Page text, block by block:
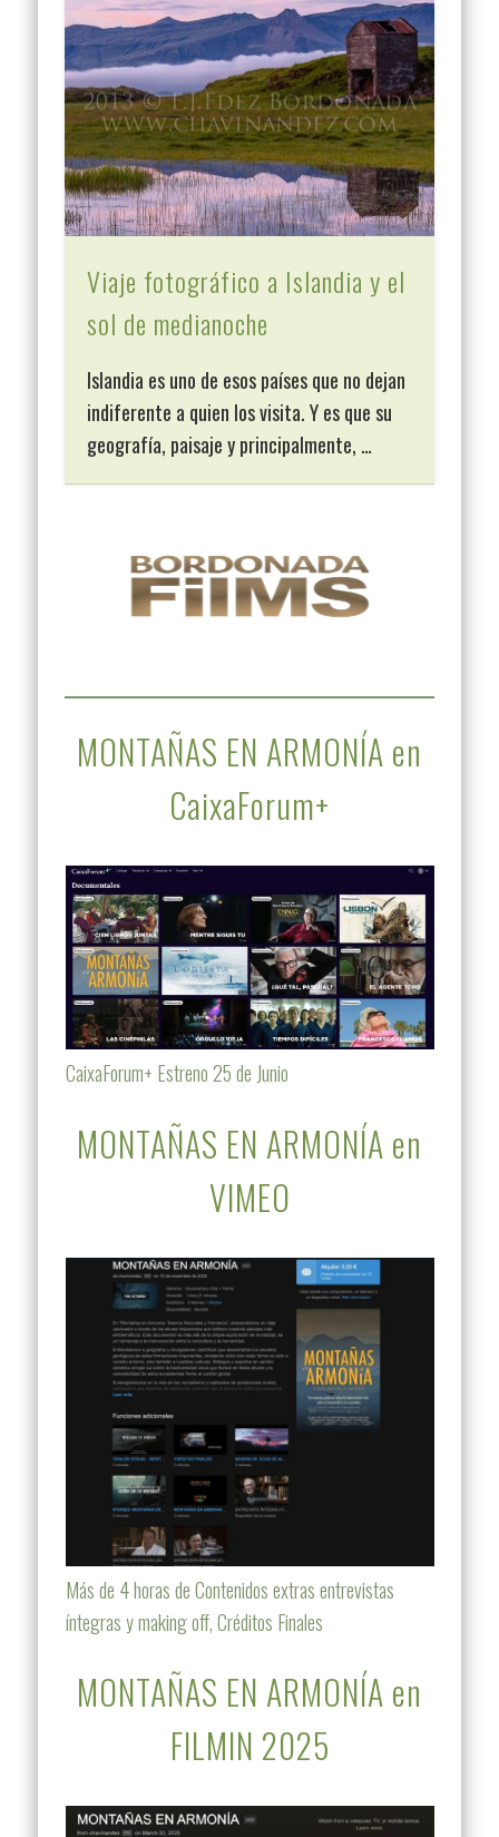
Viaje fotográfico a Islandia y el
sol de medianoche
Islandia es uno de esos países que no dejan
indiferente a quien los visita. Y es que su
geografía, paisaje y principalmente, …
MONTAÑAS EN ARMONÍA en
CaixaForum+
CaixaForum+ Estreno 25 de Junio
MONTAÑAS EN ARMONÍA en
VIMEO
Más de 4 horas de Contenidos extras entrevistas
íntegras y making off, Créditos Finales
MONTAÑAS EN ARMONÍA en
FILMIN 2025